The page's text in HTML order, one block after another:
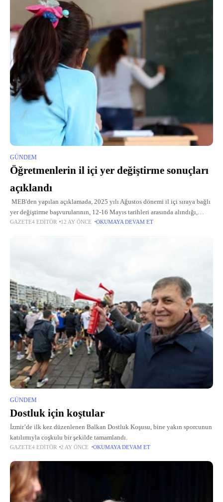
GÜNDEM
Öğretmenlerin il içi yer değiştirme sonuçları
açıklandı
MEB'den yapılan açıklamada, 2025 yılı Ağustos dönemi il içi sıraya bağlı
yer değiştirme başvurularının, 12-16 Mayıs tarihleri arasında alındığı,
atamaların 20 Mayıs'ta yapıldığı hatırlatıldı. Açıklamada, sıra tayin
GAZETE4 EDITÖR 12 AY ÖNCE OKUMAYA DEVAM ET
GÜNDEM
Dostluk için koştular
İzmir’de ilk kez düzenlenen Balkan Dostluk Koşusu, bine yakın sporcunun
katılımıyla coşkulu bir şekilde tamamlandı.
GAZETE4 EDITÖR 2 AY ÖNCE OKUMAYA DEVAM ET